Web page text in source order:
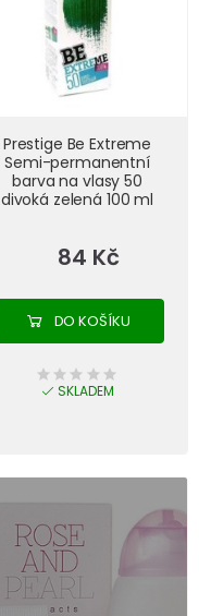
Prestige Be Extreme
Semi-permanentní
barva na vlasy 50
divoká zelená 100 ml
84 Kč
DO KOŠÍKU
SKLADEM